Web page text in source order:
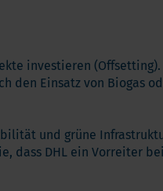
investieren (Offsetting).
den Einsatz von Biogas
und grüne
dass DHL ein Vorreiter